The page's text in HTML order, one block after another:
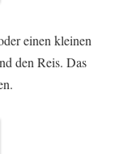
einen kleinen
den Reis. Das